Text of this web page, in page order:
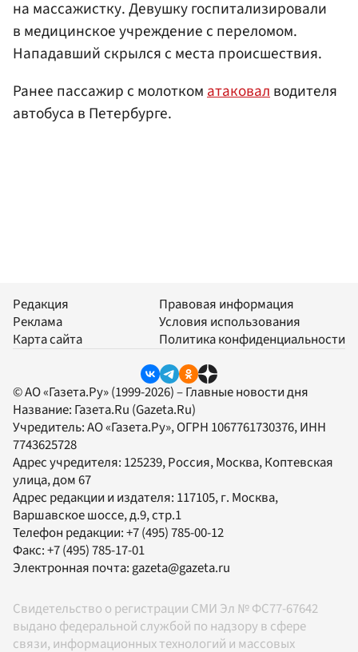
на массажистку. Девушку госпитализировали
в медицинское учреждение с переломом.
Нападавший скрылся с места происшествия.
Ранее пассажир с молоткоматаковалводителя
автобуса в Петербурге.
Редакция
Реклама
Карта сайта
Правовая информация
Условия использования
Политика конфиденциальности
© АО «Газета.Ру» (1999-2026) – Главные новости дня
Название: Газета.Ru (Gazeta.Ru)
Учредитель:АО «Газета.Ру», ОГРН 1067761730376, ИНН
7743625728
Адрес учредителя: 125239, Россия, Москва, Коптевская
улица, дом 67
Адрес редакции и издателя: 117105, г. Москва,
Варшавское шоссе, д.9, стр.1
Телефон редакции:+7 (495) 785-00-12
Факс:+7 (495) 785-17-01
Электронная почта:gazeta@gazeta.ru
Свидетельство о регистрации СМИ Эл № ФС77-67642
выдано федеральной службой по надзору в сфере
связи, информационных технологий и массовых